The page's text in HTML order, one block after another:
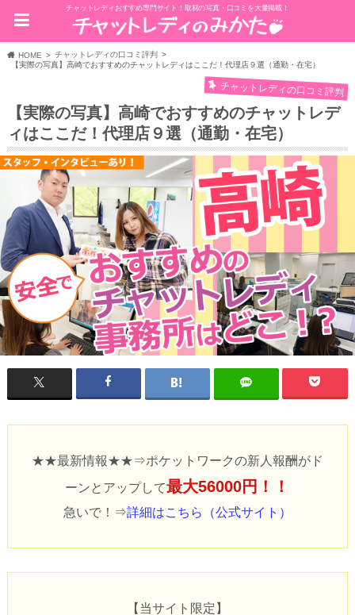
チャットレディおすすめ専門サイト！取材の写真・口コミを大量掲載！
HOME
チャットレディの口コミ評判
【実際の写真】高崎でおすすめのチャットレディはここだ！代理店９選（通勤・在宅）
チャットレディの口コミ評判
【実際の写真】高崎でおすすめのチャットレデ
ィはここだ！代理店９選（通勤・在宅）
★★最新情報★★⇒ポケットワークの新人報酬がド
ーンとアップして最大56000円！！
急いで！⇒詳細はこちら（公式サイト）
【当サイト限定】